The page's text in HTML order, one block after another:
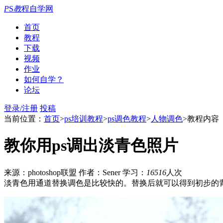
PS教程自学网
首页
教程
下载
视频
作业
如何自学？
论坛
登录/注册 投稿
当前位置： 首页>ps培训教程>ps调色教程>人物调色>教程内容
教你用ps调出淡青色照片
来源：photoshop联盟 作者：Sener 学习： 16516人次
淡青色用通道替换调色是比较快的。替换后就可以得到初步